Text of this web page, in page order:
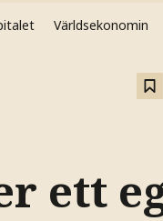
Världsekonomin
ett